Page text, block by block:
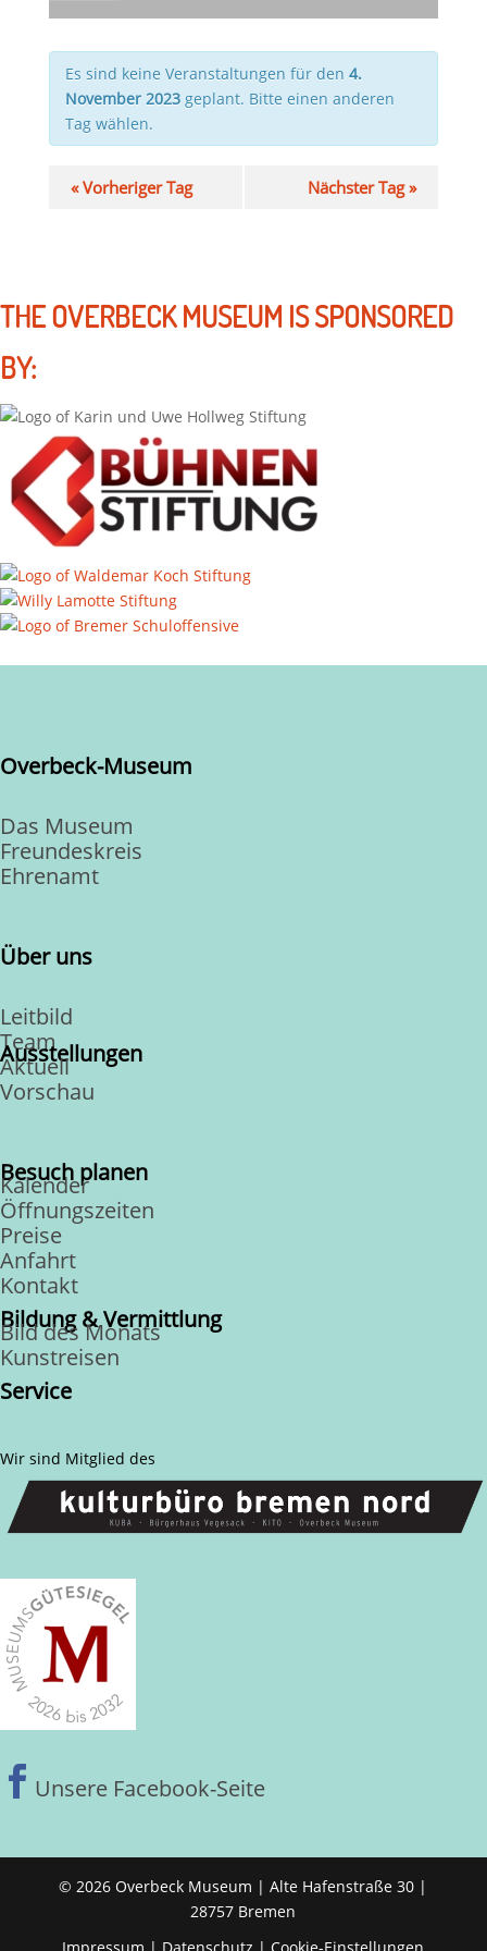
Es sind keine Veranstaltungen für den 4.
November 2023geplant. Bitte einen anderen
Tag wählen.
«Vorheriger Tag Nächster Tag»
THE OVERBECK MUSEUM IS SPONSORED
BY:
Overbeck-Museum
Das Museum
Freundeskreis
Ehrenamt
Über uns
Leitbild
Team
Ausstellungen
Aktuell
Vorschau
Besuch planen
Kalender
Öffnungszeiten
Preise
Anfahrt
Kontakt
Bildung & Vermittlung
Bild des Monats
Kunstreisen
Service
Wir sind Mitglied des
 Unsere Facebook-Seite
© 2026 Overbeck Museum | Alte Hafenstraße 30 |
28757 Bremen